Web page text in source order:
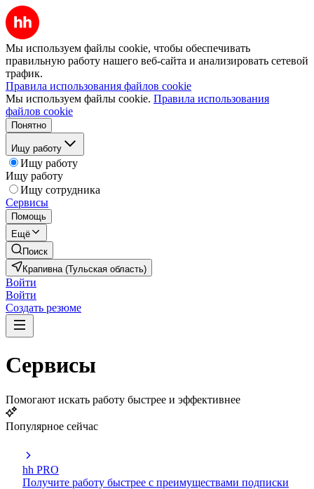
Мы используем файлы cookie, чтобы обеспечивать
правильную работу нашего веб-сайта и анализировать сетевой
трафик.
Правила использования файлов cookie
Мы используем файлы cookie. Правила использования
файлов cookie
Понятно
Ищу работу
Ищу работу
Ищу работу
Ищу сотрудника
Сервисы
Помощь
Ещё
Поиск
Крапивна (Тульская область)
Войти
Войти
Создать резюме
Сервисы
Помогают искать работу быстрее и эффективнее
Популярное сейчас
hh PRO
Получите работу быстрее с преимуществами подписки